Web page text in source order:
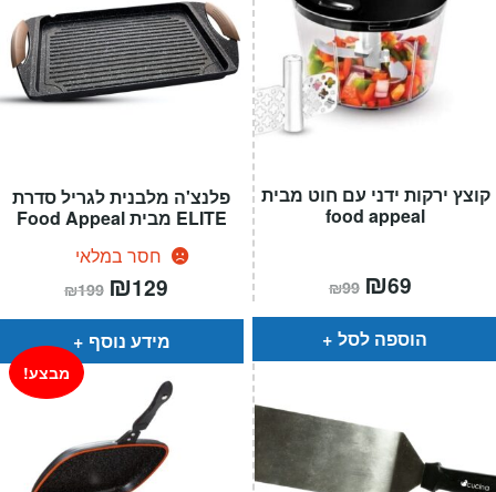
פלנצ'ה מלבנית לגריל סדרת
ELITE מבית Food Appeal
חסר במלאי
₪199 המחיר
המקורי
היה:
₪199.
₪129
הוא:
מידע נוסף
קוצץ ירקות ידני עם חוט מבית
food appeal
₪99 המחיר
המקורי
היה:
₪99.
₪69
הוא:
הוספה לסל
מבצע!